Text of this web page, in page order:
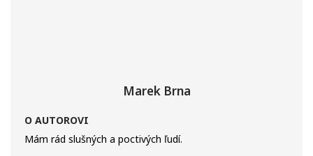
Marek Brna
O AUTOROVI
Mám rád slušných a poctivých ľudí.